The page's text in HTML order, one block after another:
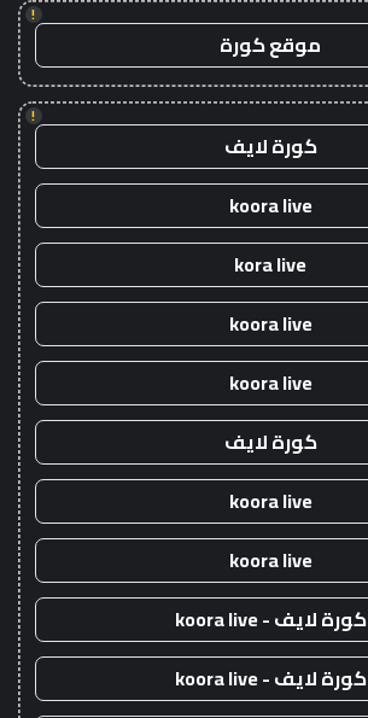
!
موقع كورة
!
كورة لايف
koora live
kora live
koora live
koora live
كورة لايف
koora live
koora live
كورة لايف - koora live
كورة لايف - koora live